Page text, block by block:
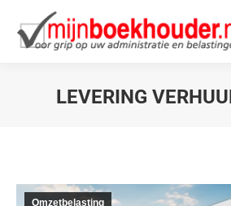
LEVERING
Omzetbelasting